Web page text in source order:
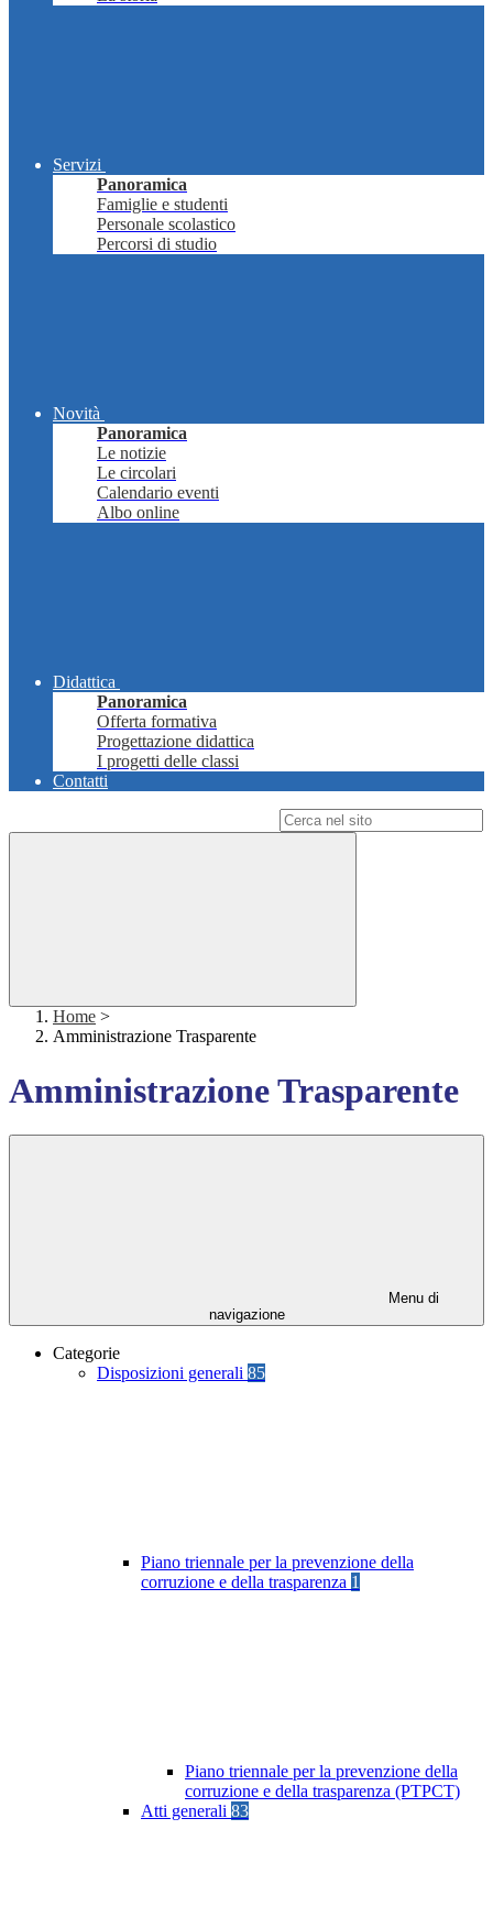
Servizi
Panoramica
Famiglie e studenti
Personale scolastico
Percorsi di studio
Novità
Panoramica
Le notizie
Le circolari
Calendario eventi
Albo online
Didattica
Panoramica
Offerta formativa
Progettazione didattica
I progetti delle classi
Contatti
Home >
Amministrazione Trasparente
Amministrazione Trasparente
Menu di
navigazione
Categorie
Disposizioni generali 85
Piano triennale per la prevenzione della
corruzione e della trasparenza 1
Piano triennale per la prevenzione della
corruzione e della trasparenza (PTPCT)
Atti generali 83